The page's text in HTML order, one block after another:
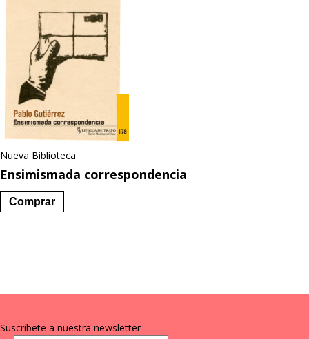
Nueva Biblioteca
Ensimismada correspondencia
Comprar
Suscríbete a nuestra newsletter